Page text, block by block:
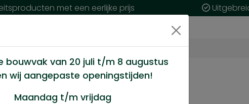
met een eerlijke prijs
Nieuws
bouwvak van 20 juli t/m 8 augustus
wij aangepaste openingstijden!
Maandag t/m vrijdag